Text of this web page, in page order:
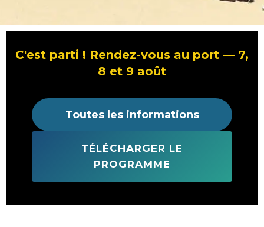
C'est parti ! Rendez-vous au port — 7,
8 et 9 août
Toutes les informations
TÉLÉCHARGER LE
PROGRAMME